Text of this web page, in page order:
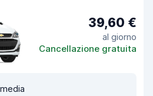
39,60 €
al giorno
Cancellazione gratuita